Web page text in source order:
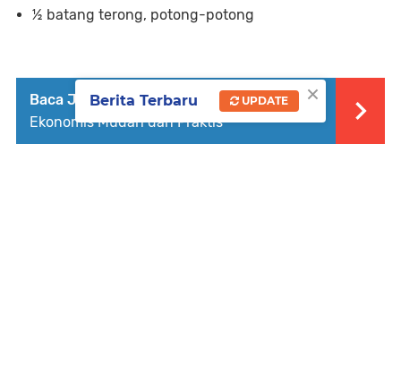
½ batang terong, potong-potong
Baca Juga : Cara Membuat Misoa Goreng
Ekonomis Mudah dan Praktis
×
Berita Terbaru UPDATE